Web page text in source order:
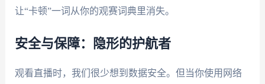
让“卡顿”一词从你的观赛词典里消失。
安全与保障：隐形的护航者
观看直播时，我们很少想到数据安全。但当你使用网络